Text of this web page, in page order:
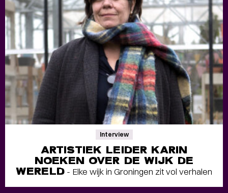
Interview
ARTISTIEK LEIDER KARIN
NOEKEN OVER DE WIJK DE
WERELD- Elke wijk in Groningen zit vol verhalen